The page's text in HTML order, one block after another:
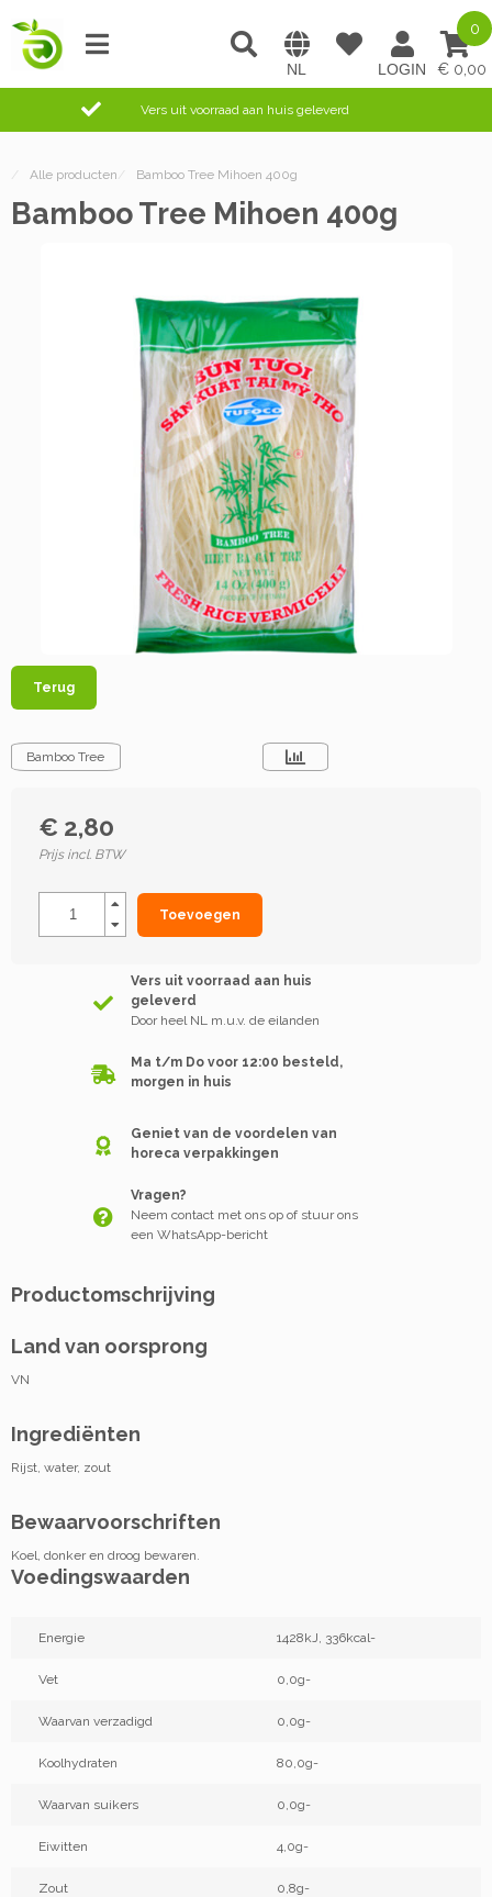
0,00
0
Vers uit voorraad aan huis geleverd
/ Alle producten / Bamboo Tree Mihoen 400g
Bamboo Tree Mihoen 400g
Terug
Bamboo Tree
€ 2,80
Prijs incl. BTW
Toevoegen
Vers uit voorraad aan huis
geleverd
Door heel NL m.u.v. de eilanden
Ma t/m Do voor 12:00 besteld,
morgen in huis
Geniet van de voordelen van
horeca verpakkingen
Vragen?
Neem contact met ons op of stuur ons
een WhatsApp-bericht
Productomschrijving
Land van oorsprong
VN
Ingrediënten
Rijst, water, zout
Bewaarvoorschriften
Koel, donker en droog bewaren.
Voedingswaarden
Energie 1428kJ, 336kcal-
Vet 0,0g-
Waarvan verzadigd 0,0g-
Koolhydraten 80,0g-
Waarvan suikers 0,0g-
Eiwitten 4,0g-
Zout 0,8g-